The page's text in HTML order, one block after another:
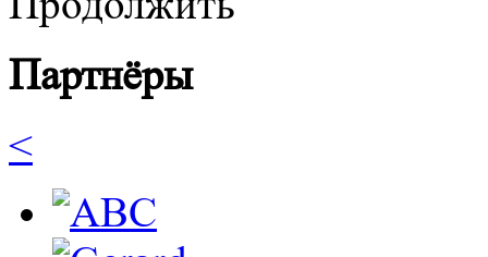
Партнёры
<